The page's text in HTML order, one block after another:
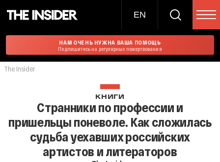
EN
НАМ ОЧЕНЬ НУЖНА ВАША ПОМОЩЬ
Подпишитесь на регулярные пожертвования
The Insider
КНИГИ
Странники по профессии и
пришельцы поневоле. Как сложилась
судьба уехавших российских
артистов и литераторов